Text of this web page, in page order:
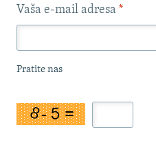
Vaša e-mail adresa *
Pratite nas